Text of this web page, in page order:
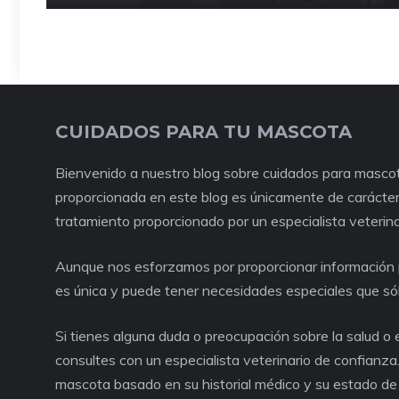
CUIDADOS PARA TU MASCOTA
Bienvenido a nuestro blog sobre cuidados para
proporcionada en este blog es únicamente de
tratamiento proporcionado por un especialista
Aunque nos esforzamos por proporcionar
es única y puede tener necesidades especiales que
Si tienes alguna duda o preocupación sobre la salud
consultes con un especialista veterinario de
mascota basado en su historial médico y su estado